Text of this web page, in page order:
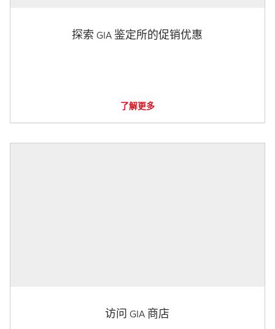
探索 GIA 鉴定所的促销优惠
了解更多
访问 GIA 商店